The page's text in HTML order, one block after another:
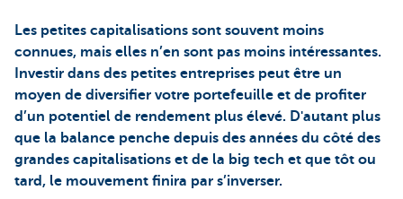
Les petites capitalisations sont souvent moins
connues, mais elles n’en sont pas moins intéressantes.
Investir dans des petites entreprises peut être un
moyen de diversifier votre portefeuille et de profiter
d’un potentiel de rendement plus élevé. D'autant plus
que la balance penche depuis des années du côté des
grandes capitalisations et de la big tech et que tôt ou
tard, le mouvement finira par s’inverser.